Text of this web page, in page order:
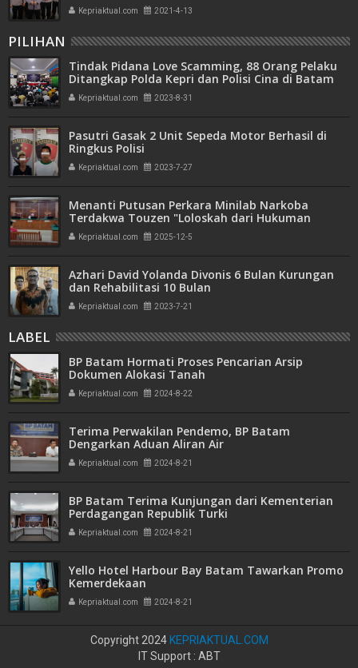
Kepriaktual.com 2021-4-13
PILIHAN
Tindak Pidana Love Scamming, 88 Orang Pelaku
Ditangkap Polda Kepri dan Polisi Cina di Batam
Kepriaktual.com 2023-8-31
Pasutri Gasak 2 Unit Sepeda Motor Berhasil di
Ringkus Polisi
Kepriaktual.com 2023-7-27
Menanti Putusan Perkara Minilab Narkoba
Terdakwa Touzen "Loloskah dari Hukuman
Seumur Hidup atau Mati"
Kepriaktual.com 2025-12-5
Azhari David Yolanda Divonis 6 Bulan Kurungan
dan Rehabilitasi 10 Bulan
Kepriaktual.com 2023-7-21
LABEL
BP Batam Hormati Proses Pencarian Arsip
Dokumen Alokasi Tanah
Kepriaktual.com 2024-8-22
Terima Perwakilan Pendemo, BP Batam
Dengarkan Aduan Aliran Air
Kepriaktual.com 2024-8-21
BP Batam Terima Kunjungan dari Kementerian
Perdagangan Republik Turki
Kepriaktual.com 2024-8-21
Yello Hotel Harbour Bay Batam Tawarkan Promo
Kemerdekaan
Kepriaktual.com 2024-8-21
Copyright 2024KEPRIAKTUAL.COM
IT Support : ABT